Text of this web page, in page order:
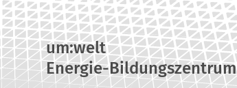
um:welt
Energie-Bildungszentrum